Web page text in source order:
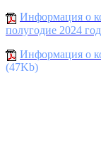
Информация о
полугодие 2024
Информация о
(47Kb)